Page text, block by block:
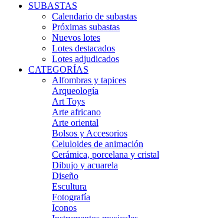
SUBASTAS
Calendario de subastas
Próximas subastas
Nuevos lotes
Lotes destacados
Lotes adjudicados
CATEGORÍAS
Alfombras y tapices
Arqueología
Art Toys
Arte africano
Arte oriental
Bolsos y Accesorios
Celuloides de animación
Cerámica, porcelana y cristal
Dibujo y acuarela
Diseño
Escultura
Fotografía
Iconos